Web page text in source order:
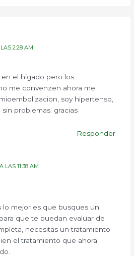
2:28 AM
el higado pero los
me convenzen ahora me
soy hipertenso,
problemas. gracias
Responder
LAS 11:38 AM
lo mejor es que busques un
que te puedan evaluar de
necesitas un tratamiento
el tratamiento que ahora